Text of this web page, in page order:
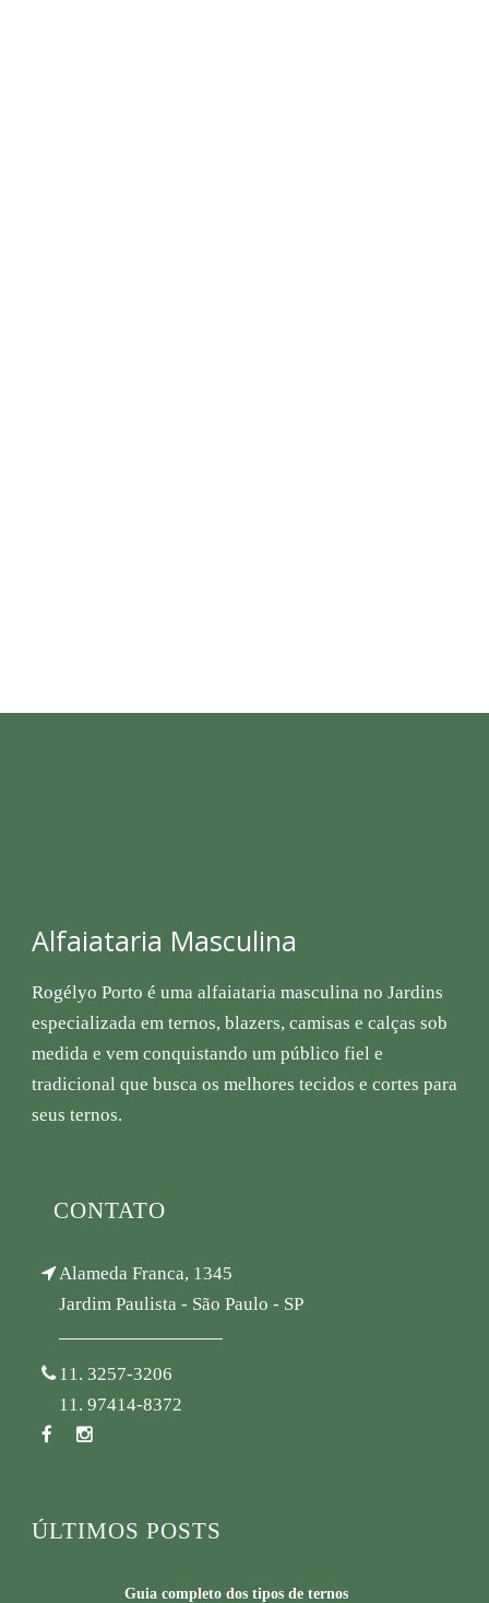
Alfaiataria Masculina
Rogélyo Porto é uma alfaiataria masculina no Jardins
especializada em ternos, blazers, camisas e calças sob
medida e vem conquistando um público fiel e
tradicional que busca os melhores tecidos e cortes para
seus ternos.
CONTATO
Alameda Franca, 1345
Jardim Paulista - São Paulo - SP
11. 3257-3206
11. 97414-8372
ÚLTIMOS POSTS
Guia completo dos tipos de ternos